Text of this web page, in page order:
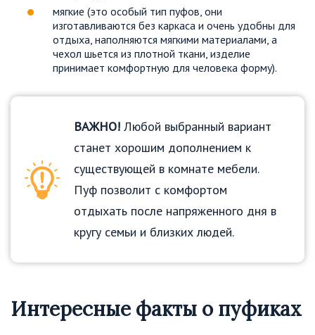
мягкие (это особый тип пуфов, они
изготавливаются без каркаса и очень удобны для
отдыха, наполняются мягкими материалами, а
чехол шьется из плотной ткани, изделие
принимает комфортную для человека форму).
ВАЖНО! Любой выбранный вариант
станет хорошим дополнением к
существующей в комнате мебели.
Пуф позволит с комфортом
отдыхать после напряженного дня в
кругу семьи и близких людей.
Интересные факты о пуфиках